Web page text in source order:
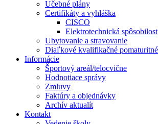
Učebné plány
Certifikáty a vyhláška
CISCO
Elektrotechnická
Ubytovanie a stravovanie
Diaľkové kvalifikačné
Informácie
Športový areál/telocvične
Hodnotiace správy
Zmluvy
Faktúry a objednávky
Archív aktualít
Kontakt